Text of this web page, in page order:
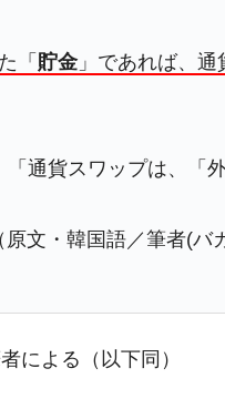
範、株価暴落に他人事のよ
』2026年2Qの業績「史上
・本日07月29日(水)もサイ
低い。全産業の半分未満し
』は先進技術の塊！
「 貯金」であれば、通
通貨スワップは、「
文・韓国語／筆者(バ
による（以下同）